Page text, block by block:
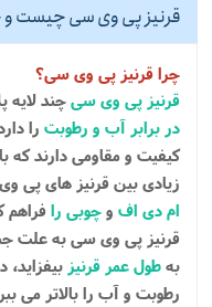
قرنیز پی وی سی چیست و
چرا قرنیز پی وی سی؟
قرنیز پی وی سیچند لایه
در برابر آب و رطوبت را
کیفیت و مقاومی دارند
زیادی بین قرنیز های پی
ام دی اف وچوبی را فراهم
قرنیز پی وی سی به علت
بهطول عمر قرنیز
رطوبت و آب را بالاتر می